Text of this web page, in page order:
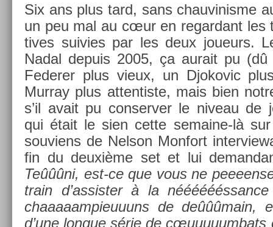
Six ans plus tard, sans chauvinis­me
un peu mal au cœur en re­gar­dant les
tives suiv­ies par les deux joueurs.
Nadal de­puis 2005, ça aurait pu
Feder­er plus vieux, un Djokovic
Mur­ray plus at­tentis­te, mais bien
s’il avait pu con­serv­er le niveau de
qui était le sien cette semaine-là
souviens de Nel­son Mon­fort
fin du deuxième set et lui
Teûûûni, est-ce que vous ne
train d’as­sist­er à la
chaaaaam­pieuuuns de deûûûmain,
d’une lon­gue série de cœuuuuum­bats